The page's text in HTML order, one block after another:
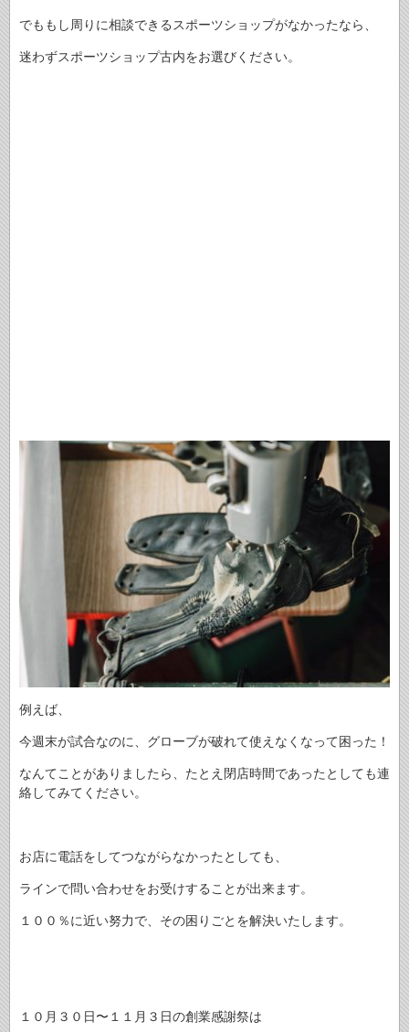
でももし周りに相談できるスポーツショップがなかったなら、
迷わずスポーツショップ古内をお選びください。
例えば、
今週末が試合なのに、グローブが破れて使えなくなって困った！
なんてことがありましたら、たとえ閉店時間であったとしても連
絡してみてください。
お店に電話をしてつながらなかったとしても、
ラインで問い合わせをお受けすることが出来ます。
１００％に近い努力で、その困りごとを解決いたします。
１０月３０日〜１１月３日の創業感謝祭は